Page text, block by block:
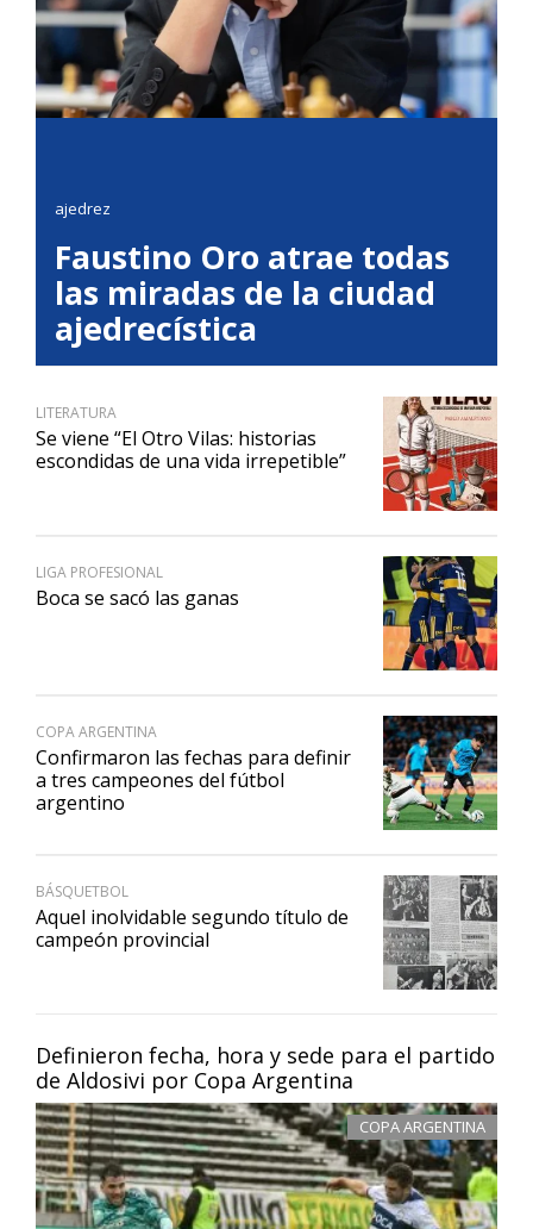
Definieron fecha, hora y sede para el partido
de Aldosivi por Copa Argentina
COPA ARGENTINA
ajedrez
Faustino Oro atrae todas
las miradas de la ciudad
ajedrecística
LITERATURA
Se viene “El Otro Vilas: historias
escondidas de una vida irrepetible”
LIGA PROFESIONAL
Boca se sacó las ganas
COPA ARGENTINA
Confirmaron las fechas para definir
a tres campeones del fútbol
argentino
BÁSQUETBOL
Aquel inolvidable segundo título de
campeón provincial